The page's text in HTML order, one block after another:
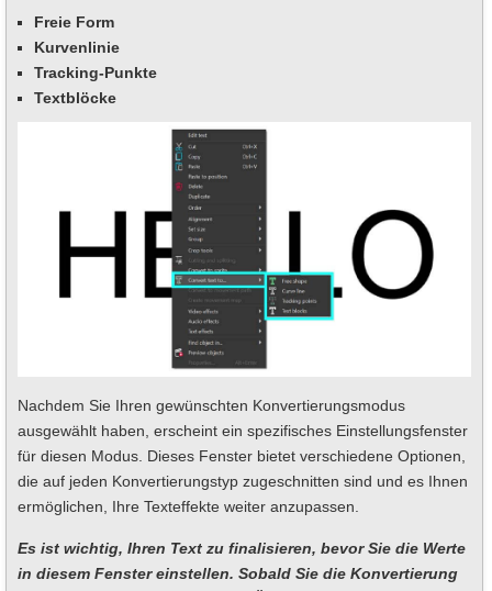
Freie Form
Kurvenlinie
Tracking-Punkte
Textblöcke
Nachdem Sie Ihren gewünschten Konvertierungsmodus
ausgewählt haben, erscheint ein spezifisches Einstellungsfenster
für diesen Modus. Dieses Fenster bietet verschiedene Optionen,
die auf jeden Konvertierungstyp zugeschnitten sind und es Ihnen
ermöglichen, Ihre Texteffekte weiter anzupassen.
Es ist wichtig, Ihren Text zu finalisieren, bevor Sie die Werte
in diesem Fenster einstellen. Sobald Sie die Konvertierung